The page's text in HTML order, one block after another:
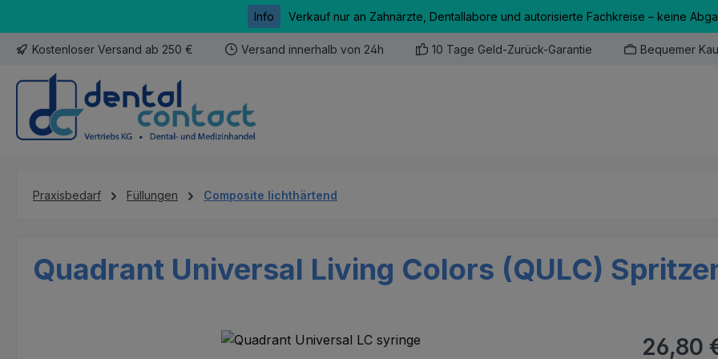
Info Verkauf nur an Zahnärzte, Dentallabore und autorisierte Fachkreise – keine
Kostenloser Versand ab 250 € Versand innerhalb von 24h 10 Tage Geld-Zurück-Garantie Bequemer
Praxisbedarf Füllungen Composite lichthärtend
Quadrant Universal Living Colors (QULC)
Regulärer
26,80